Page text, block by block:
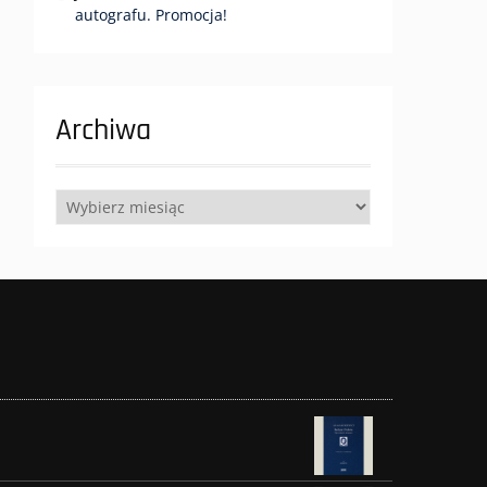
autografu. Promocja!
Archiwa
Archiwa